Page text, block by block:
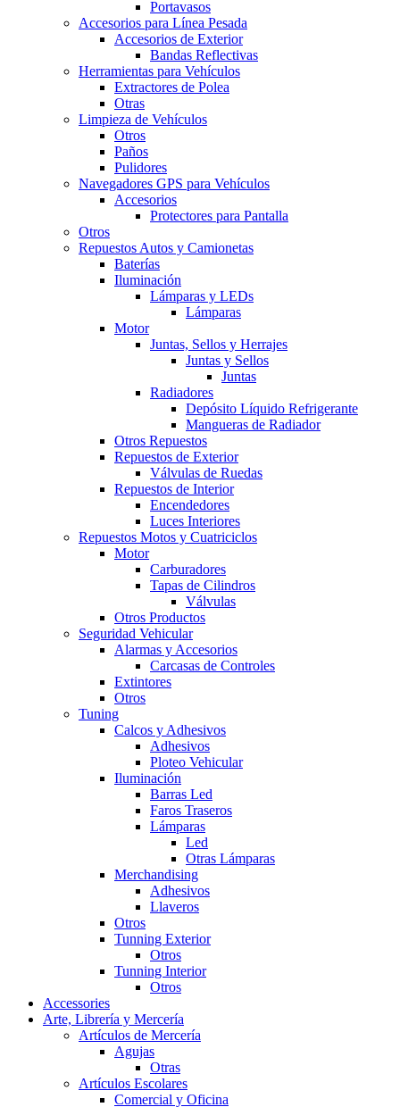
Portavasos
Accesorios para Línea Pesada
Accesorios de Exterior
Bandas Reflectivas
Herramientas para Vehículos
Extractores de Polea
Otras
Limpieza de Vehículos
Otros
Paños
Pulidores
Navegadores GPS para Vehículos
Accesorios
Protectores para Pantalla
Otros
Repuestos Autos y Camionetas
Baterías
Iluminación
Lámparas y LEDs
Lámparas
Motor
Juntas, Sellos y Herrajes
Juntas y Sellos
Juntas
Radiadores
Depósito Líquido Refrigerante
Mangueras de Radiador
Otros Repuestos
Repuestos de Exterior
Válvulas de Ruedas
Repuestos de Interior
Encendedores
Luces Interiores
Repuestos Motos y Cuatriciclos
Motor
Carburadores
Tapas de Cilindros
Válvulas
Otros Productos
Seguridad Vehicular
Alarmas y Accesorios
Carcasas de Controles
Extintores
Otros
Tuning
Calcos y Adhesivos
Adhesivos
Ploteo Vehicular
Iluminación
Barras Led
Faros Traseros
Lámparas
Led
Otras Lámparas
Merchandising
Adhesivos
Llaveros
Otros
Tunning Exterior
Otros
Tunning Interior
Otros
Accessories
Arte, Librería y Mercería
Artículos de Mercería
Agujas
Otras
Artículos Escolares
Comercial y Oficina